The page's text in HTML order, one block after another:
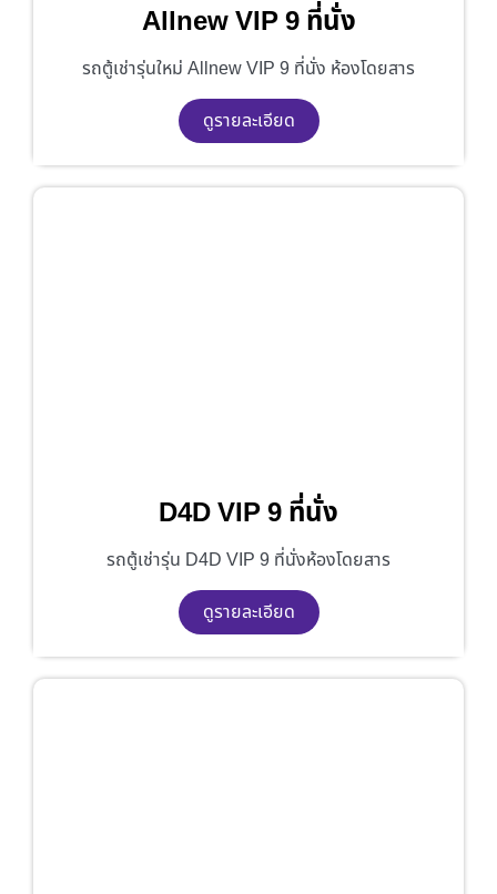
Allnew VIP 9 ที่นั่ง
รถตู้เช่ารุ่นใหม่ Allnew VIP 9 ที่นั่ง ห้องโดยสาร
ดูรายละเอียด
D4D VIP 9 ที่นั่ง
รถตู้เช่ารุ่น D4D VIP 9 ที่นั่งห้องโดยสาร
ดูรายละเอียด